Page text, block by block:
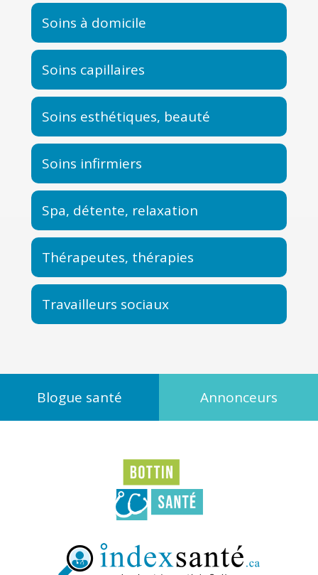
Soins à domicile
Soins capillaires
Soins esthétiques, beauté
Soins infirmiers
Spa, détente, relaxation
Thérapeutes, thérapies
Travailleurs sociaux
Blogue santé Annonceurs